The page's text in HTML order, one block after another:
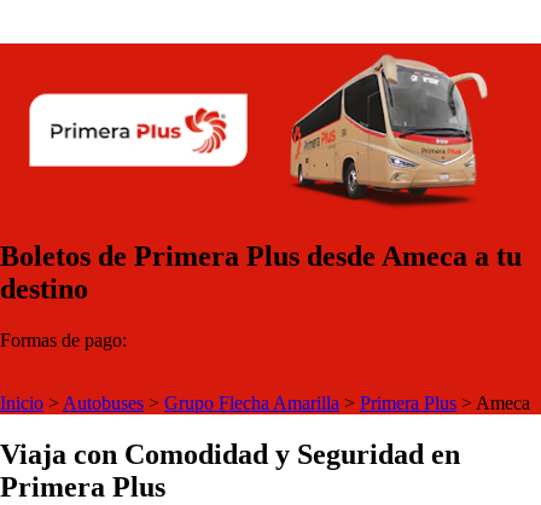
Boletos de Primera Plus desde Ameca a tu
destino
Formas de pago:
Inicio > Autobuses > Grupo Flecha Amarilla > Primera Plus > Ameca
Viaja con Comodidad y Seguridad en
Primera Plus